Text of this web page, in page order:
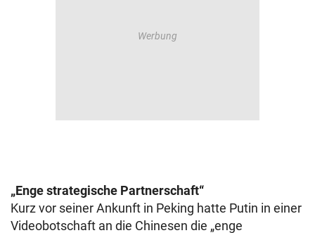
„Enge strategische Partnerschaft“
Kurz vor seiner Ankunft in Peking hatte Putin in einer
Videobotschaft an die Chinesen die „enge